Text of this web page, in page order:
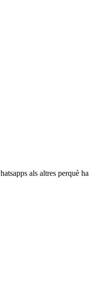
als altres perquè ha